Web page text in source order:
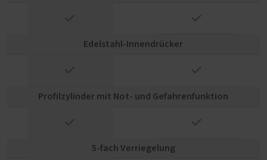
✓ ✓
Edelstahl-Innendrücker
✓ ✓
Profilzylinder mit Not- und Gefahrenfunktion
✓ ✓
5-fach Verriegelung